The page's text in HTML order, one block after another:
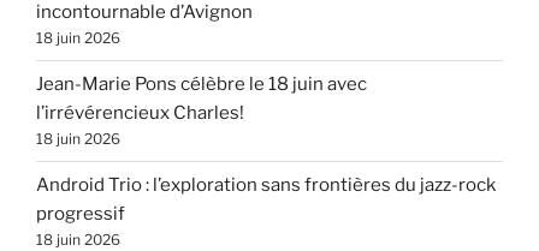
incontournable d’Avignon
18 juin 2026
Jean-Marie Pons célèbre le 18 juin avec
l’irrévérencieux Charles!
18 juin 2026
Android Trio : l’exploration sans frontières du jazz-rock
progressif
18 juin 2026